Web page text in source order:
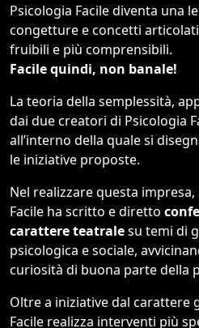
Psicologia Facile diventa una
congetture e concetti
fruibili e più comprensibili.
Facile quindi, non banale!
La teoria della semplessità,
dai due creatori di Psicologia
all’interno della quale si
le iniziative proposte.
Nel realizzare questa
Facile ha scritto e diretto
carattere teatralesu temi di
psicologica e sociale,
curiosità di buona parte della
Oltre a iniziative dal carattere
Facile realizza interventi più